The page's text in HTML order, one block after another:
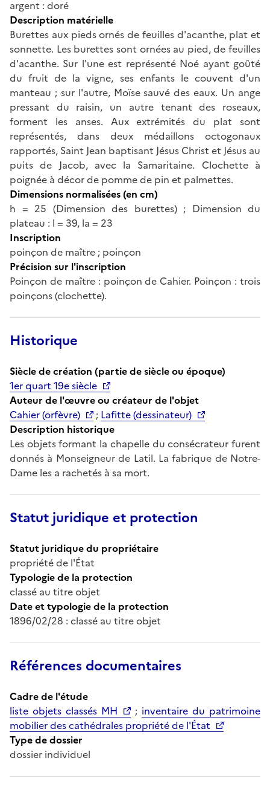
argent : doré
Description matérielle
Burettes aux pieds ornés de feuilles d'acanthe, plat et
sonnette. Les burettes sont ornées au pied, de feuilles
d'acanthe. Sur l'une est représenté Noé ayant goûté
du fruit de la vigne, ses enfants le couvent d'un
manteau ; sur l'autre, Moïse sauvé des eaux. Un ange
pressant du raisin, un autre tenant des roseaux,
forment les anses. Aux extrémités du plat sont
représentés, dans deux médaillons octogonaux
rapportés, Saint Jean baptisant Jésus Christ et Jésus au
puits de Jacob, avec la Samaritaine. Clochette à
poignée à décor de pomme de pin et palmettes.
Dimensions normalisées (en cm)
h = 25 (Dimension des burettes) ; Dimension du
plateau : l = 39, la = 23
Inscription
poinçon de maître ; poinçon
Précision sur l'inscription
Poinçon de maître : poinçon de Cahier. Poinçon : trois
poinçons (clochette).
Historique
Siècle de création (partie de siècle ou époque)
1er quart 19e siècle
Auteur de l'œuvre ou créateur de l'objet
Cahier (orfèvre)
; Lafitte (dessinateur)
Description historique
Les objets formant la chapelle du consécrateur furent
donnés à Monseigneur de Latil. La fabrique de Notre-
Dame les a rachetés à sa mort.
Statut juridique et protection
Statut juridique du propriétaire
propriété de l'État
Typologie de la protection
classé au titre objet
Date et typologie de la protection
1896/02/28 : classé au titre objet
Références documentaires
Cadre de l'étude
liste objets classés MH
; inventaire du patrimoine
mobilier des cathédrales propriété de l'État
Type de dossier
dossier individuel